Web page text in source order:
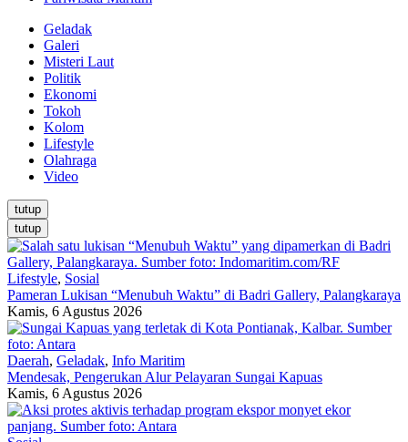
Geladak
Galeri
Misteri Laut
Politik
Ekonomi
Tokoh
Kolom
Lifestyle
Olahraga
Video
tutup
tutup
Lifestyle, Sosial
Pameran Lukisan “Menubuh Waktu” di Badri Gallery, Palangkaraya
Kamis, 6 Agustus 2026
Daerah, Geladak, Info Maritim
Mendesak, Pengerukan Alur Pelayaran Sungai Kapuas
Kamis, 6 Agustus 2026